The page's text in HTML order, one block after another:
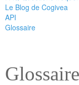
Le Blog de Cogivea
API
Glossaire
Glossaire